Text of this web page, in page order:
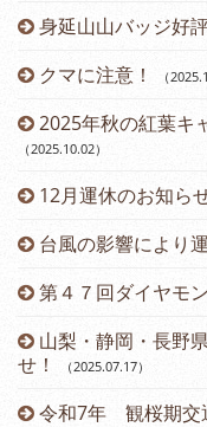
身延山山バッジ好
クマに注意！ （
2025年秋の紅葉キ
（2025.10.02）
12月運休のお知ら
台風の影響により
第４７回ダイヤモ
山梨・静岡・長野
せ！
（2025.07.17）
令和7年 観桜期交